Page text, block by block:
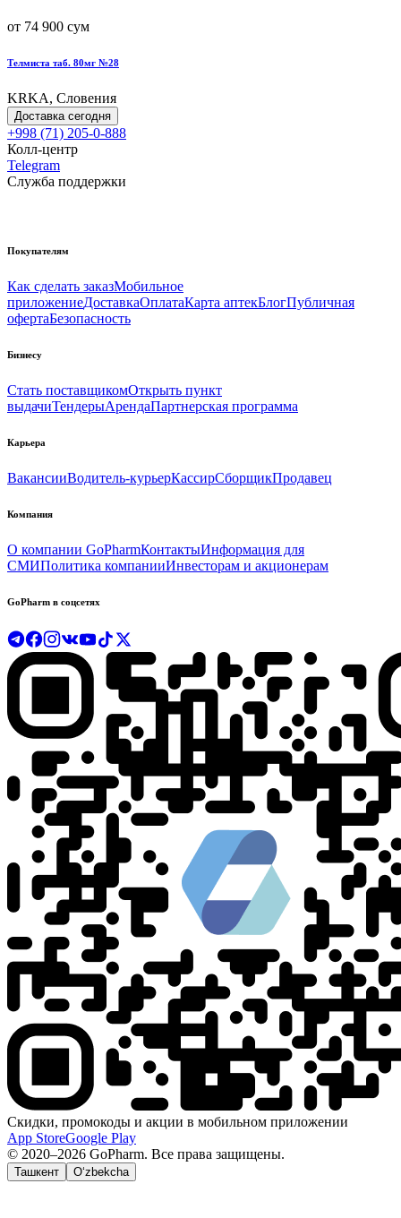
от 74 900 сум
Телмиста таб. 80мг №28
KRKA, Словения
Доставка сегодня
+998 (71) 205-0-888
Колл-центр
Telegram
Служба поддержки
Покупателям
Как сделать заказМобильное
приложениеДоставкаОплатаКарта аптекБлогПубличная
офертаБезопасность
Бизнесу
Стать поставщикомОткрыть пункт
выдачиТендерыАрендаПартнерская программа
Карьера
ВакансииВодитель-курьерКассирСборщикПродавец
Компания
О компании GoPharmКонтактыИнформация для
СМИПолитика компанииИнвесторам и акционерам
GoPharm в соцсетях
Скидки, промокоды и акции в мобильном приложении
App StoreGoogle Play
© 2020–2026 GoPharm. Все права защищены.
Ташкент O‘zbekcha